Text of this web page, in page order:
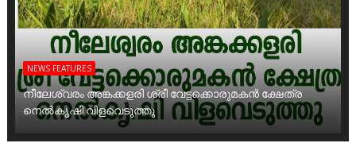
NEWS FEATURES
നീലേശ്വരം അങ്കക്കളരി ശ്രീ വേട്ടക്കൊരുമകൻ ക്ഷേത്ര
നെൽകൃഷി വിളവെടുത്തു